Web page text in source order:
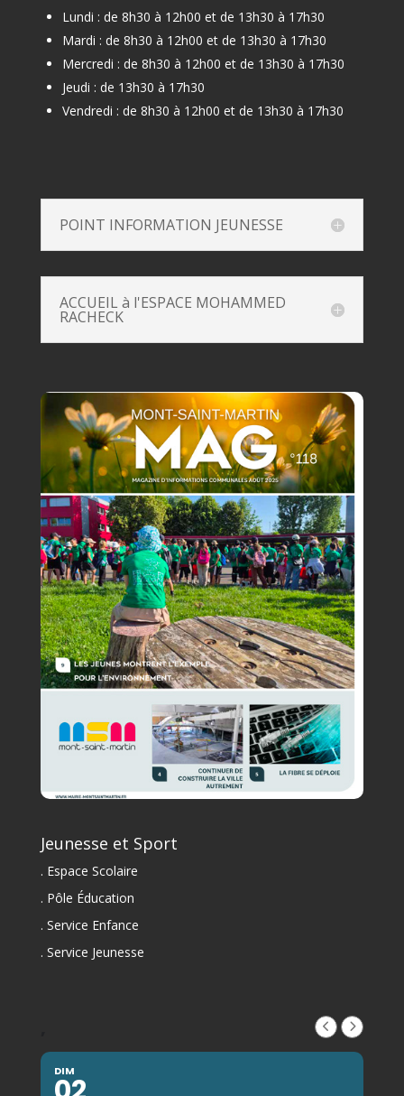
Lundi : de 8h30 à 12h00 et de 13h30 à 17h30
Mardi : de 8h30 à 12h00 et de 13h30 à 17h30
Mercredi : de 8h30 à 12h00 et de 13h30 à 17h30
Jeudi : de 13h30 à 17h30
Vendredi : de 8h30 à 12h00 et de 13h30 à 17h30
POINT INFORMATION JEUNESSE
ACCUEIL à l'ESPACE MOHAMMED
RACHECK
Jeunesse et Sport
. Espace Scolaire
. Pôle Éducation
. Service Enfance
. Service Jeunesse
DIM